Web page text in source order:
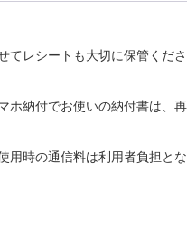
てレシートも大切に保管くださ
ホ納付でお使いの納付書は、再
用時の通信料は利用者負担とな